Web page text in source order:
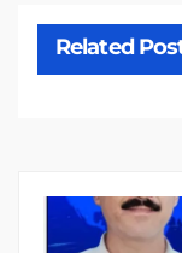
Related